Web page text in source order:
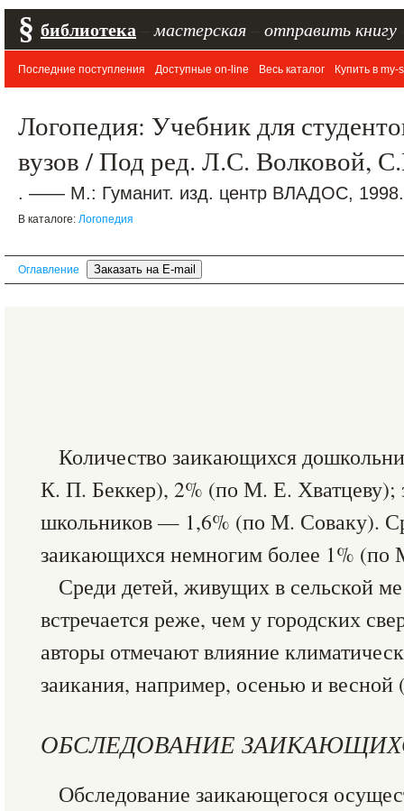
§ библиотека мастерская отправить книгу
Последние поступления Доступные on-line Весь каталог Купить в my-
Логопедия: Учебник для
вузов / Под ред. Л.С. Волковой,
. —— М.: Гуманит. изд. центр ВЛАДОС,
В каталоге: Логопедия
Оглавление
Количество заикающихся
К. П. Беккер), 2% (по М. Е.
школьников — 1,6% (по М. Соваку).
заикающихся немногим более 1% (по
Среди детей, живущих в сельской
встречается реже, чем у городских
авторы отмечают влияние
заикания, например, осенью и
ОБСЛЕДОВАНИЕ
Обследование заикающегося